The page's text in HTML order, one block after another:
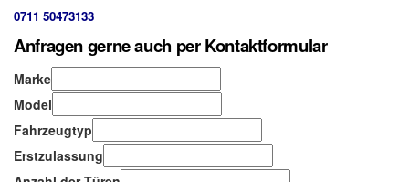
0711 50473133
Anfragen gerne auch per Kontaktformular
Marke
Model
Fahrzeugtyp
Erstzulassung